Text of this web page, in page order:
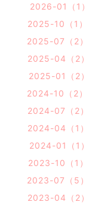
2026-01（1）
2025-10（1）
2025-07（2）
2025-04（2）
2025-01（2）
2024-10（2）
2024-07（2）
2024-04（1）
2024-01（1）
2023-10（1）
2023-07（5）
2023-04（2）